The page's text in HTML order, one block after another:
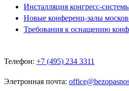
Инсталляция конгресс-
Новые конференц-залы
Требования к оснащению
Телефон: +7 (495) 234 3311
Элетронная почта: